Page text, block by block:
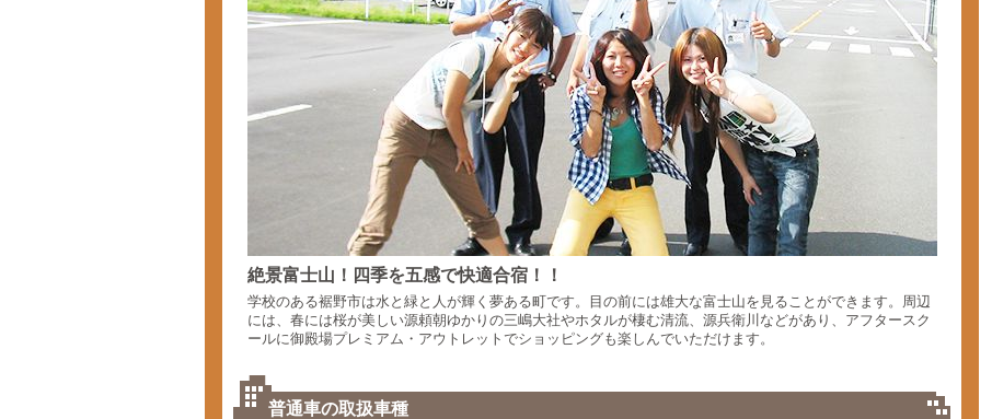
絶景富士山！四季を五感で快適合宿！！
学校のある裾野市は水と緑と人が輝く夢ある町です。目の前には雄大な富士山を見ることができます。周辺
には、春には桜が美しい源頼朝ゆかりの三嶋大社やホタルが棲む清流、源兵衛川などがあり、アフタースク
ールに御殿場プレミアム・アウトレットでショッピングも楽しんでいただけます。
普通車の取扱車種